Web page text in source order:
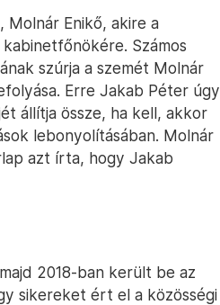
, Molnár Enikő, akire a
Számos
szúrja a szemét Molnár
Erre Jakab Péter úgy
állítja össze, ha kell, akkor
lebonyolításában. Molnár
azt írta, hogy Jakab
2018-ban került be az
sikereket ért el a közösségi